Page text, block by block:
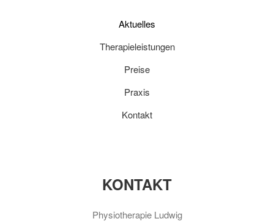
Aktuelles
Therapieleistungen
Preise
Praxis
Kontakt
KONTAKT
Physiotherapie Ludwig